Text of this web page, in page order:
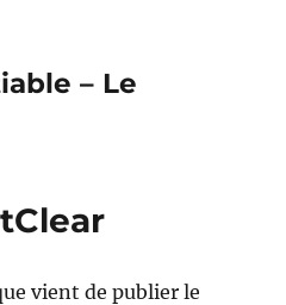
– Le
vient de publier le